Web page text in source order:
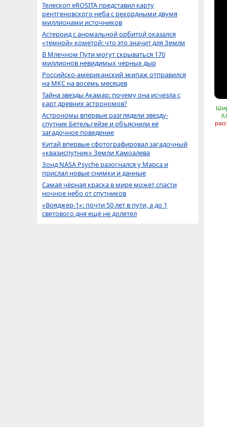
Телескоп eROSITA представил карту
рентгеновского неба с рекордными двумя
миллионами источников
Астероид с аномальной орбитой оказался
«темной» кометой: что это значит для Земли
В Млечном Пути могут скрываться 170
миллионов невидимых черных дыр
Российско-американский экипаж отправился
на МКС на восемь месяцев
Тайна звезды Акамар: почему она исчезла с
карт древних астрономов?
Астрономы впервые разглядели звезду-
спутник Бетельгейзе и объяснили её
загадочное поведение
Китай впервые сфотографировал загадочный
«квазиспутник» Земли Камоалева
Зонд NASA Psyche разогнался у Марса и
прислал новые снимки и данные
Самая чёрная краска в мире может спасти
ночное небо от спутников
«Вояджер-1»: почти 50 лет в пути, а до 1
светового дня ещё не долетел